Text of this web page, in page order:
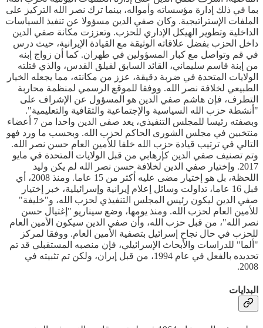
بما في ذلك إدارة مؤسساته وأمواله، بينما ترك نصر الله التركيز على
الملفات الإستراتيجية. وكان صفي الدين مسؤولا عن تنفيذ السياسات
الداخلية وتطوير الهيكل الإداري للحزب. وتعززت مكانة صفي الدين
داخل الحزب بفضل علاقاته الوثيقة مع القيادة الإيرانية، حيث درس
في قم وتواصل مع كبار المسؤولين في طهران. كما أن زواج إبنه
من إبنة قاسم سليماني، القائد السابق لفيلق القدس، والذي قتلته
الولايات المتحدة في ضربة دقيقة، عزز من مكانته، مما يجعله الخيار
الطبيعي لخلافة نصر الله. ووفقا للموقع الرسمي لمنظمة محاربة
التطرف، فإن هاشم صفي الدين هو المسؤول عن الإشراف على
"أنشطة حزب الله السياسية والإجتماعية والثقافية والتعليمية".
وبصفته رئيسا للمجلس التنفيذي، يعد صفي الدين واحدا من 7 أعضاء
منتخبين في مجلس الشورى الحاكم لحزب الله. وبحسب ما ورد فهو
التالي في ترتيب قيادة حزب الله خلفا للأمين العام حسن نصر الله.
وتم تصنيف صفي الدين كإرهابي من قبل الولايات المتحدة في مايو
2017. وإختيار صفي الدين لخلافة حسن نصر الله لم يكن وليد
اللحظة، بل هو إختيار مضى عليه أكثر من 15 عاما. ومنذ 2008، أي
قبل 16 عاما، تداولت وسائل إعلام إيرانية وإسرائيلية، خبر إختيار
صفي الدين ليكون رئيس المجلس التنفيذي لحزب الله، و"خليفة"
للأمين العام لحزب الله. ومنذ يومها، وضع سيناريو "إغتيال حسن
نصر الله"، من قبل حزب الله، وأن صفي الدين سيكون الأمين العام
للحزب في حال نجاح إسرائيل بتصفية الأمين العام. ووفقا لمركز
"ألما" للدراسات والأبحاث الإسرائيلي، فإن منصبه المستقبلي قد تم
تحديده بالفعل في عام 1994، من قبل إيران، ولكن تم تثبيته في
2008.
البدايات